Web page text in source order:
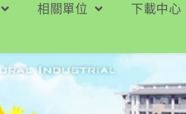
相關單位 下載中心